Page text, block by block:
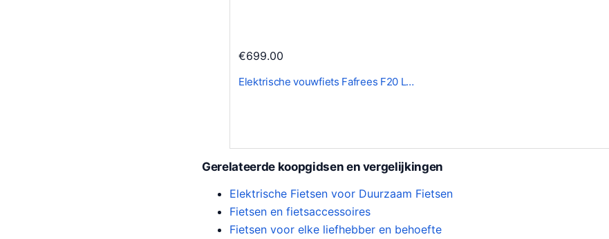
€699.00
Elektrische vouwfiets Fafrees F20 L…
Gerelateerde koopgidsen en vergelijkingen
Elektrische Fietsen voor Duurzaam Fietsen
Fietsen en fietsaccessoires
Fietsen voor elke liefhebber en behoefte